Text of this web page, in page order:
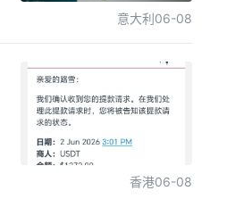
意大利06-08
香港06-08